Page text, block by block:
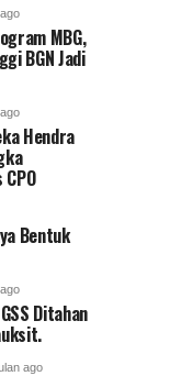
MBG,
BGN Jadi
Hendra
Bentuk
Ditahan
ago